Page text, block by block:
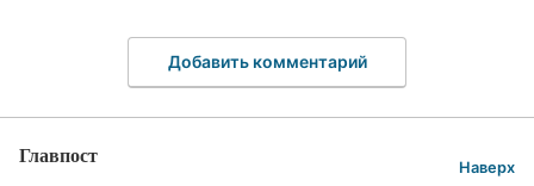
Добавить комментарий
Главпост Наверх